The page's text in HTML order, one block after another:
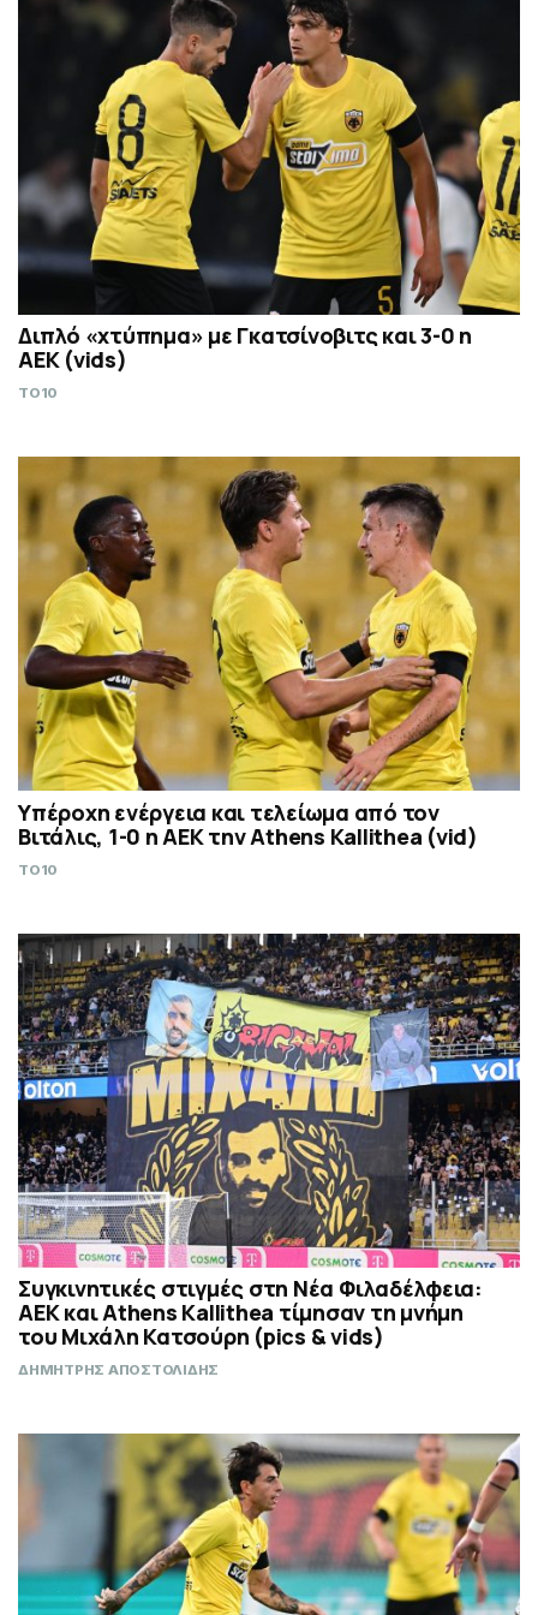
Διπλό «χτύπημα» με Γκατσίνοβιτς και 3-0 η
ΑΕΚ (vids)
TO10
Υπέροχη ενέργεια και τελείωμα από τον
Βιτάλις, 1-0 η ΑΕΚ την Athens Kallithea (vid)
TO10
Συγκινητικές στιγμές στη Νέα Φιλαδέλφεια:
ΑΕΚ και Athens Kallithea τίμησαν τη μνήμη
του Μιχάλη Κατσούρη (pics & vids)
ΔΗΜΗΤΡΗΣ ΑΠΟΣΤΟΛΙΔΗΣ